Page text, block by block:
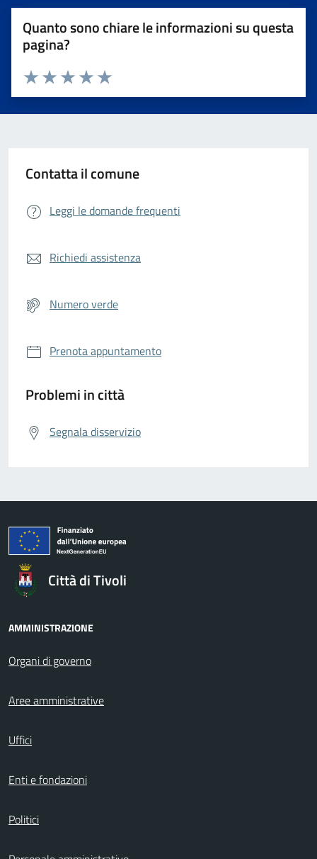
Quanto sono chiare le informazioni su questa
pagina?
Valuta da 1 a 5 stelle la pagina
Valuta 5 stelle su 5
Valuta 4 stelle su 5
Valuta 3 stelle su 5
Valuta 2 stelle su 5
Valuta 1 stelle su 5
Contatta il comune
Leggi le domande frequenti
Richiedi assistenza
Numero verde
Prenota appuntamento
Problemi in città
Segnala disservizio
Città di Tivoli
AMMINISTRAZIONE
Organi di governo
Aree amministrative
Uffici
Enti e fondazioni
Politici